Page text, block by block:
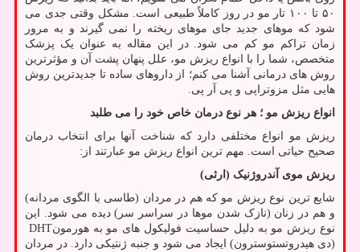
۵۰ تا ۱۰۰ تار مو در روز کاملاً طبیعی است. مشکل وقتی جدی می
شود که موهای جدید جای موهای ریخته را نمی گیرند و به مرور
زمان تراکم مو کم می شود. در این مقاله به عنوان یک پزشک
متخصص، شما را با انواع ریزش مو، علل پنهان پشت آن و مؤثرترین
روش های درمانی آشنا می کنم؛ از داروهای ساده تا جدیدترین روش
هایی مثل مزوتراپی و پی آر پی.
انواع ریزش مو ؛ هر نوع درمان خاص خود را می طلبد
ریزش مو انواع مختلفی دارد که شناخت آنها برای انتخاب درمان
صحیح حیاتی است. مهم ترین انواع ریزش مو عبارتند از:
ریزش موی آندروژنیک (ارثی)
شایع ترین نوع ریزش مو که هم در مردان (طاسی با الگوی مردانه)
و هم در زنان (نازک شدن موها در سراسر سر) دیده می شود. این
نوع ریزش مو به دلیل حساسیت فولیکول های مو به هورمونDHT
(دی هیدروتستوسترون) ایجاد می شود و جنبه ژنتیکی دارد. در مردان